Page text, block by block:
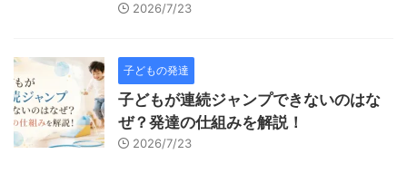
2026/7/23
子どもの発達
子どもが連続ジャンプできないのはな
ぜ？発達の仕組みを解説！
2026/7/23